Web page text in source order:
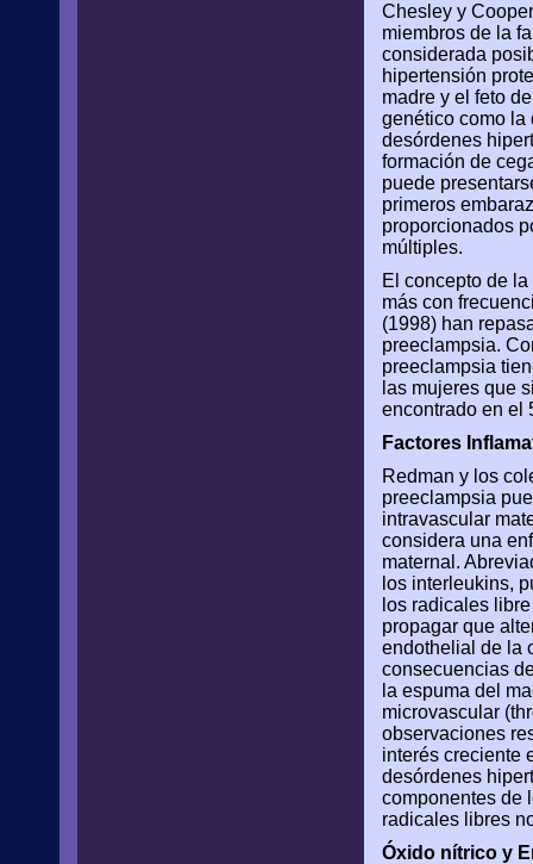
Chesley y
miembros de la
considerada
hipertensión
madre y el feto
genético como la
desórdenes
formación de
puede
primeros
proporcionados
múltiples.
El concepto de
más con
(1998) han
preeclampsia.
preeclampsia
las mujeres que
encontrado en el
Factores
Redman y los
preeclampsia
intravascular
considera una
maternal.
los interleukins,
los radicales
propagar que
endothelial de la
consecuencias
la espuma del
microvascular
observaciones
interés creciente
desórdenes
componentes de
radicales libres
Óxido nítrico y